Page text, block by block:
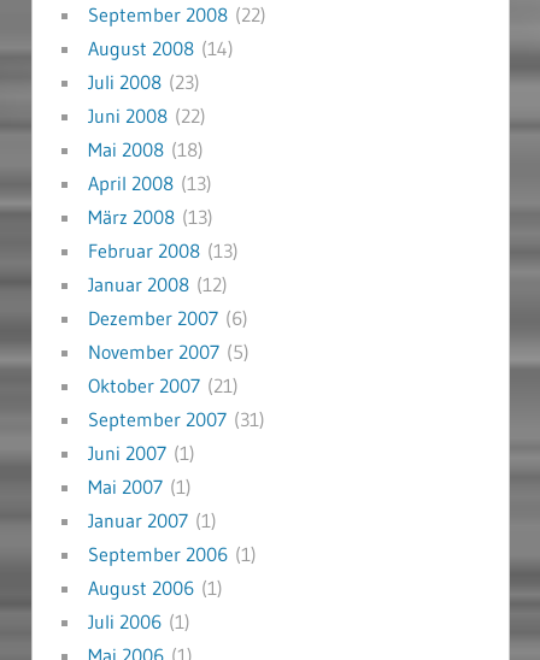
September 2008(22)
August 2008(14)
Juli 2008(23)
Juni 2008(22)
Mai 2008(18)
April 2008(13)
März 2008(13)
Februar 2008(13)
Januar 2008(12)
Dezember 2007(6)
November 2007(5)
Oktober 2007(21)
September 2007(31)
Juni 2007(1)
Mai 2007(1)
Januar 2007(1)
September 2006(1)
August 2006(1)
Juli 2006(1)
Mai 2006(1)